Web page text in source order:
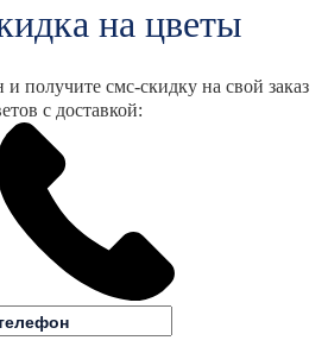
на цветы
получите смс-скидку на свой заказ
с доставкой: